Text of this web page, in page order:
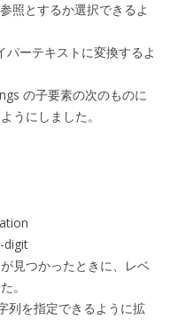
照とするか選択できるよ
ーテキストに変換するよ
の子要素の次のものに
うにしました。
digit
見つかったときに、レベ
。
列を指定できるように拡